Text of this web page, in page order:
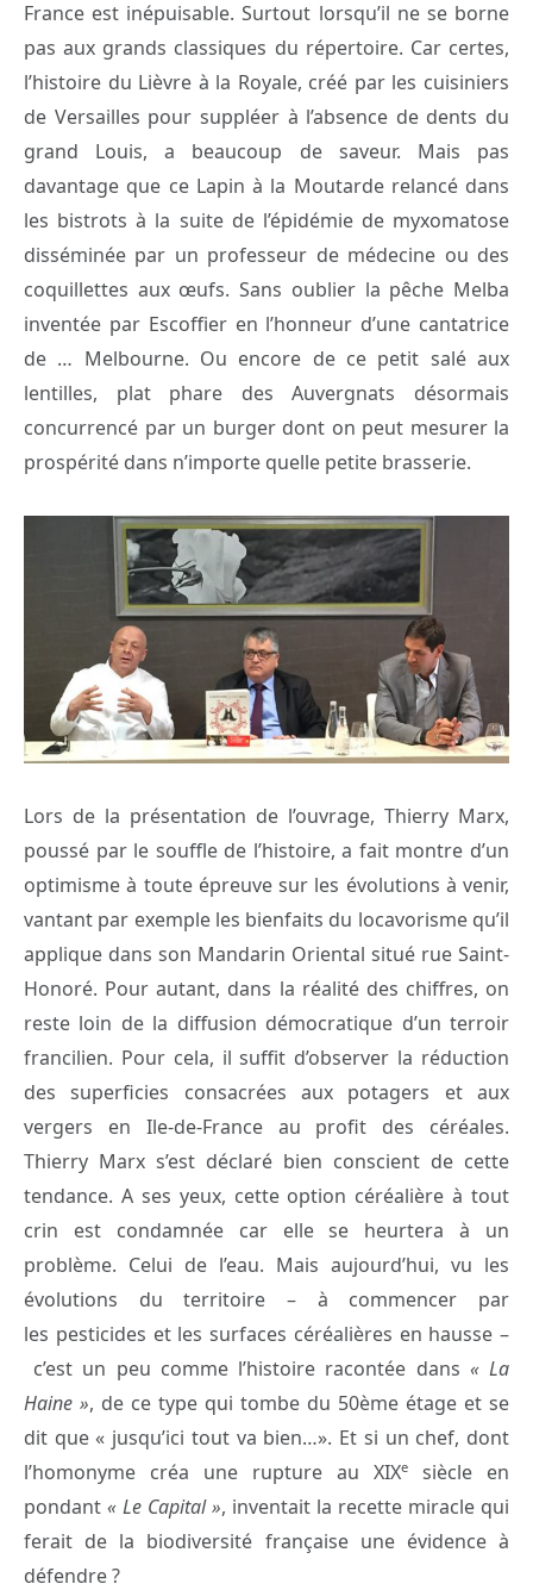
France est inépuisable. Surtout lorsqu’il ne se borne
pas aux grands classiques du répertoire. Car certes,
l’histoire du Lièvre à la Royale, créé par les cuisiniers
de Versailles pour suppléer à l’absence de dents du
grand Louis, a beaucoup de saveur. Mais pas
davantage que ce Lapin à la Moutarde relancé dans
les bistrots à la suite de l’épidémie de myxomatose
disséminée par un professeur de médecine ou des
coquillettes aux œufs. Sans oublier la pêche Melba
inventée par Escoffier en l’honneur d’une cantatrice
de … Melbourne. Ou encore de ce petit salé aux
lentilles, plat phare des Auvergnats désormais
concurrencé par un burger dont on peut mesurer la
prospérité dans n’importe quelle petite brasserie.
Lors de la présentation de l’ouvrage, Thierry Marx,
poussé par le souffle de l’histoire, a fait montre d’un
optimisme à toute épreuve sur les évolutions à venir,
vantant par exemple les bienfaits du locavorisme qu’il
applique dans son Mandarin Oriental situé rue Saint-
Honoré. Pour autant, dans la réalité des chiffres, on
reste loin de la diffusion démocratique d’un terroir
francilien. Pour cela, il suffit d’observer la réduction
des superficies consacrées aux potagers et aux
vergers en Ile-de-France au profit des céréales.
Thierry Marx s’est déclaré bien conscient de cette
tendance. A ses yeux, cette option céréalière à tout
crin est condamnée car elle se heurtera à un
problème. Celui de l’eau. Mais aujourd’hui, vu les
évolutions du territoire – à commencer par
les pesticides et les surfaces céréalières en hausse –
c’est un peu comme l’histoire racontée dans « La
Haine », de ce type qui tombe du 50ème étage et se
dit que « jusqu’ici tout va bien…». Et si un chef, dont
l’homonyme créa une rupture au XIXe
siècle en
pondant « Le Capital », inventait la recette miracle qui
ferait de la biodiversité française une évidence à
défendre ?